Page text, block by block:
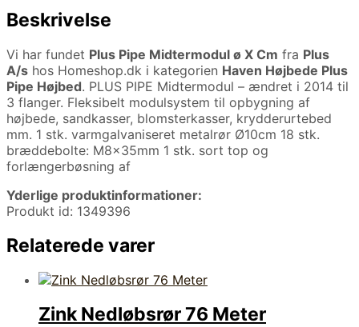
Beskrivelse
Vi har fundet Plus Pipe Midtermodul ø X Cm fra Plus
A/s hos Homeshop.dk i kategorien Haven Højbede Plus
Pipe Højbed. PLUS PIPE Midtermodul – ændret i 2014 til
3 flanger. Fleksibelt modulsystem til opbygning af
højbede, sandkasser, blomsterkasser, krydderurtebed
mm. 1 stk. varmgalvaniseret metalrør Ø10cm 18 stk.
bræddebolte: M8x35mm 1 stk. sort top og
forlængerbøsning af
Yderlige produktinformationer:
Produkt id: 1349396
Relaterede varer
Zink Nedløbsrør 76 Meter